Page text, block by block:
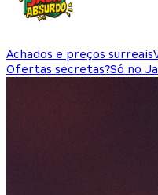
Achados e preços surreais
Ofertas secretas?Só no